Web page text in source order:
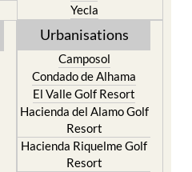
Yecla
Urbanisations
Camposol
Condado de Alhama
El Valle Golf Resort
Hacienda del Alamo Golf
Resort
Hacienda Riquelme Golf
Resort